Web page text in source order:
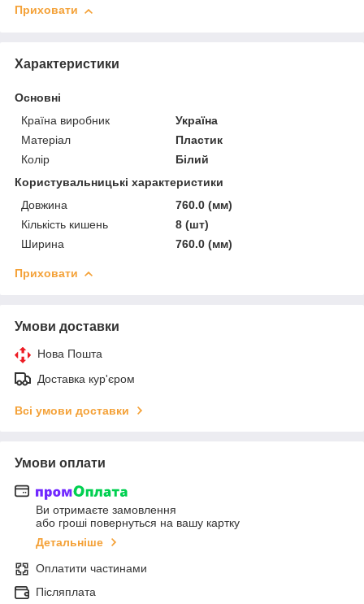
Приховати
Характеристики
Основні
Країна виробник
Україна
Матеріал
Пластик
Колір
Білий
Користувальницькі характеристики
Довжина
760.0 (мм)
Кількість кишень
8 (шт)
Ширина
760.0 (мм)
Приховати
Умови доставки
Нова Пошта
Доставка кур'єром
Всі умови доставки
Умови оплати
Ви отримаєте замовлення
або гроші повернуться на вашу картку
Детальніше
Оплатити частинами
Післяплата